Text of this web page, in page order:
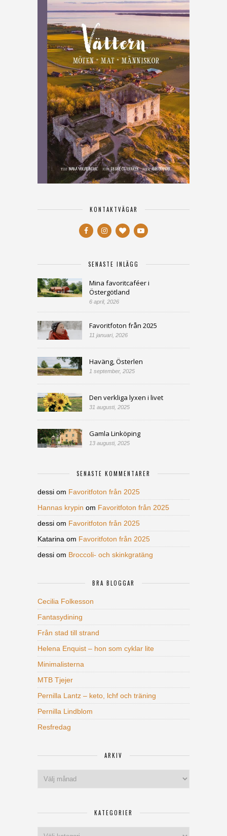
KONTAKTVÄGAR
SENASTE INLÄGG
Mina favoritcaféer i
Östergötland
6 april, 2026
Favoritfoton från 2025
11 januari, 2026
Haväng, Österlen
1 september, 2025
Den verkliga lyxen i livet
31 augusti, 2025
Gamla Linköping
13 augusti, 2025
SENASTE KOMMENTARER
dessi om Favoritfoton från 2025
Hannas krypin om Favoritfoton från 2025
dessi om Favoritfoton från 2025
Katarina om Favoritfoton från 2025
dessi om Broccoli- och skinkgratäng
BRA BLOGGAR
Cecilia Folkesson
Fantasydining
Från stad till strand
Helena Enquist – hon som cyklar lite
Minimalisterna
MTB Tjejer
Pernilla Lantz – keto, lchf och träning
Pernilla Lindblom
Resfredag
ARKIV
KATEGORIER